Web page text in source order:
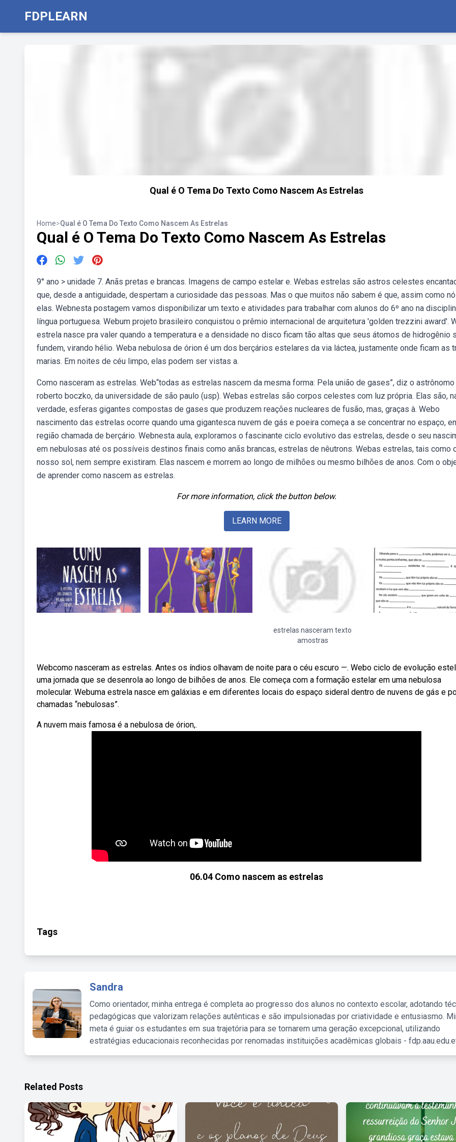
FDPLEARN
Qual é O Tema Do Texto Como Nascem As Estrelas
Home>Qual é O Tema Do Texto Como Nascem As Estrelas
Qual é O Tema Do Texto Como Nascem As Estrelas
9° ano > unidade 7. Anãs pretas e brancas. Imagens de campo estelar e. Webas estrelas são astros celestes
que, desde a antiguidade, despertam a curiosidade das pessoas. Mas o que muitos não sabem é que, assim como
elas. Webnesta postagem vamos disponibilizar um texto e atividades para trabalhar com alunos do 6º ano na
língua portuguesa. Webum projeto brasileiro conquistou o prêmio internacional de arquitetura 'golden trezzini award'.
estrela nasce pra valer quando a temperatura e a densidade no disco ficam tão altas que seus átomos de hidrogênio
fundem, virando hélio. Weba nebulosa de órion é um dos berçários estelares da via láctea, justamente onde ficam as
marias. Em noites de céu limpo, elas podem ser vistas a.
Como nasceram as estrelas. Web“todas as estrelas nascem da mesma forma: Pela união de gases”, diz o astrônomo
roberto boczko, da universidade de são paulo (usp). Webas estrelas são corpos celestes com luz própria. Elas são,
verdade, esferas gigantes compostas de gases que produzem reações nucleares de fusão, mas, graças à. Webo
nascimento das estrelas ocorre quando uma gigantesca nuvem de gás e poeira começa a se concentrar no espaço,
região chamada de berçário. Webnesta aula, exploramos o fascinante ciclo evolutivo das estrelas, desde o seu
em nebulosas até os possíveis destinos finais como anãs brancas, estrelas de nêutrons. Webas estrelas, tais como
nosso sol, nem sempre existiram. Elas nascem e morrem ao longo de milhões ou mesmo bilhões de anos. Com o
de aprender como nascem as estrelas.
For more information, click the button below.
LEARN MORE
estrelas nasceram texto
amostras
Webcomo nasceram as estrelas. Antes os índios olhavam de noite para o céu escuro —. Webo ciclo de evolução
uma jornada que se desenrola ao longo de bilhões de anos. Ele começa com a formação estelar em uma nebulosa
molecular. Webuma estrela nasce em galáxias e em diferentes locais do espaço sideral dentro de nuvens de gás e
chamadas “nebulosas”.
A nuvem mais famosa é a nebulosa de órion,.
06.04 Como nascem as estrelas
Tags
Sandra
Como orientador, minha entrega é completa ao progresso dos alunos no contexto escolar, adotando
pedagógicas que valorizam relações autênticas e são impulsionadas por criatividade e entusiasmo.
meta é guiar os estudantes em sua trajetória para se tornarem uma geração excepcional, utilizando
estratégias educacionais reconhecidas por renomadas instituições acadêmicas globais -
Related Posts